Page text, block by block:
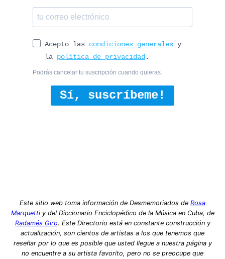
Acepto las condiciones generales y
la política de privacidad .
Podrás cancelar tu suscripción cuando quieras.
Sí, suscríbeme!
Este sitio web toma información de Desmemoriados de Rosa
Marquettiy del Diccionario Enciclopédico de la Música en Cuba, de
Radamés Giro. Este Directorio está en constante construcción y
actualización, son cientos de artistas a los que tenemos que
reseñar por lo que es posible que usted llegue a nuestra página y
no encuentre a su artista favorito, pero no se preocupe que